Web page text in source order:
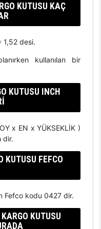
KUTUSU KAÇ
1,52 desi.
kullanılan bir
KUTUSU INCH
x EN x YÜKSEKLİK )
dir.
KUTUSU FEFCO
Fefco kodu 0427 dir.
KUTUSU